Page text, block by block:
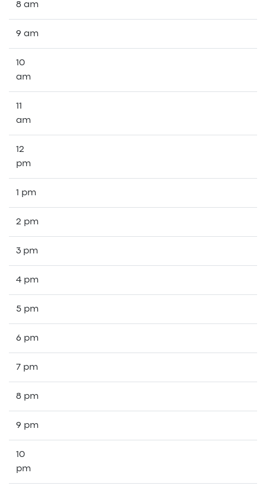
8 am
9 am
10
am
11
am
12
pm
1 pm
2 pm
3 pm
4 pm
5 pm
6 pm
7 pm
8 pm
9 pm
10
pm